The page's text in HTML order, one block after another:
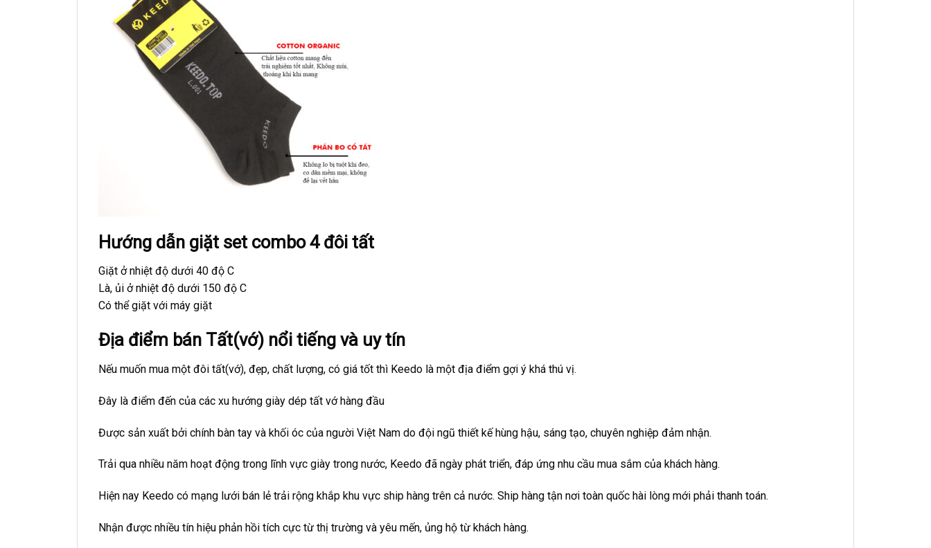
Hướng dẫn giặt set combo 4 đôi tất
Giặt ở nhiệt độ dưới 40 độ C
Là, ủi ở nhiệt độ dưới 150 độ C
Có thể giặt với máy giặt
Địa điểm bán Tất(vớ) nổi tiếng và uy tín
Nếu muốn mua một đôi tất(vớ), đẹp, chất lượng, có giá tốt thì Keedo là một địa điểm gợi ý khá thú vị.
Đây là điểm đến của các xu hướng giày dép tất vớ hàng đầu
Được sản xuất bởi chính bàn tay và khối óc của người Việt Nam do đội ngũ thiết kế hùng hậu, sáng tạo, chuyên nghiệp đảm nhận.
Trải qua nhiều năm hoạt động trong lĩnh vực giày trong nước, Keedo đã ngày phát triển, đáp ứng nhu cầu mua sắm của khách hàng.
Hiện nay Keedo có mạng lưới bán lẻ trải rộng khắp khu vực ship hàng trên cả nước. Ship hàng tận nơi toàn quốc hài lòng mới phải thanh toán.
Nhận được nhiều tín hiệu phản hồi tích cực từ thị trường và yêu mến, ủng hộ từ khách hàng.